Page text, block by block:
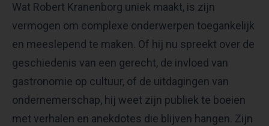
Wat Robert Kranenborg uniek maakt, is zijn
vermogen om complexe onderwerpen toegankelijk
en meeslepend te maken. Of hij nu spreekt over de
geschiedenis van een gerecht, de invloed van
gastronomie op cultuur, of de uitdagingen van
ondernemerschap, hij weet zijn publiek te boeien
met verhalen en anekdotes die blijven hangen. Zijn